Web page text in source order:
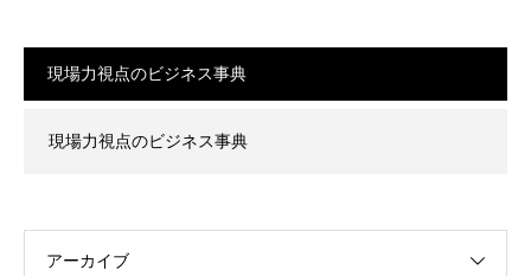
現場力視点のビジネス事典
現場力視点のビジネス事典
アーカイブ